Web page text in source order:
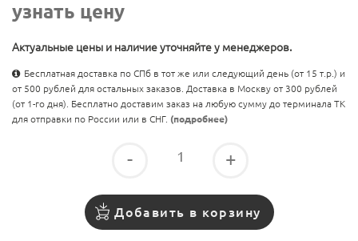
узнать цену
Актуальные цены и наличие уточняйте у менеджеров.
Бесплатная доставка по СПб в тот же или следующий день (от 15 т.р.) и
от 500 рублей для остальных заказов. Доставка в Москву от 300 рублей
(от 1-го дня). Бесплатно доставим заказ на любую сумму до терминала ТК
для отправки по России или в СНГ. (подробнее)
- +
Добавить в корзину